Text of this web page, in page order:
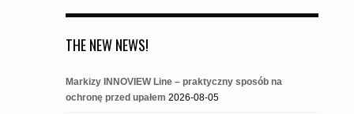
THE NEW NEWS!
Markizy INNOVIEW Line – praktyczny sposób na
ochronę przed upałem 2026-08-05